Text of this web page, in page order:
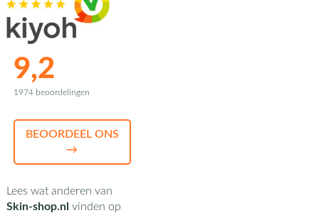
9,2
1974 beoordelingen
BEOORDEEL ONS
→
Lees wat anderen van
Skin-shop.nl vinden op